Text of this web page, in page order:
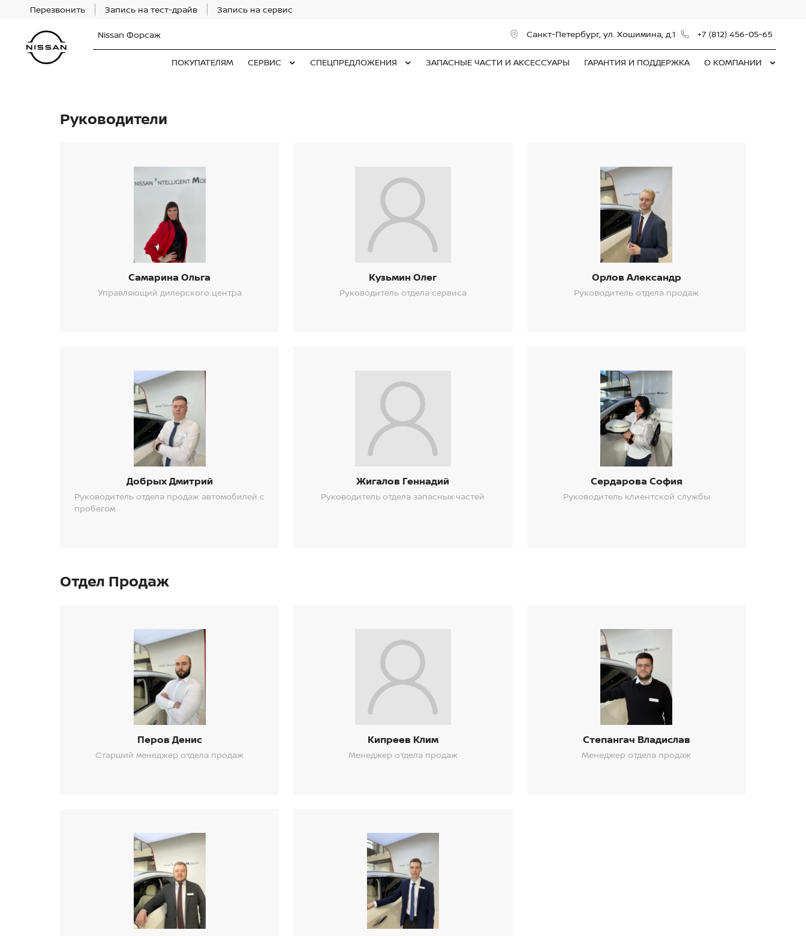
Перезвонить Запись на тест-драйв Запись на сервис
Nissan Форсаж Санкт-Петербург, ул. Хошимина, д.1 +7 (812) 456-05-65
ПОКУПАТЕЛЯМ СЕРВИС СПЕЦПРЕДЛОЖЕНИЯ ЗАПАСНЫЕ ЧАСТИ И АКСЕССУАРЫ ГАРАНТИЯ И ПОДДЕРЖКА О КОМПАНИИ
Руководители
Самарина Ольга
Управляющий дилерского центра
Кузьмин Олег
Руководитель отдела сервиса
Орлов Александр
Руководитель отдела продаж
Добрых Дмитрий
Руководитель отдела продаж автомобилей с
пробегом
Жигалов Геннадий
Руководитель отдела запасных частей
Сердарова София
Руководитель клиентской службы
Отдел Продаж
Перов Денис
Старший менеджер отдела продаж
Кипреев Клим
Менеджер отдела продаж
Степангач Владислав
Менеджер отдела продаж